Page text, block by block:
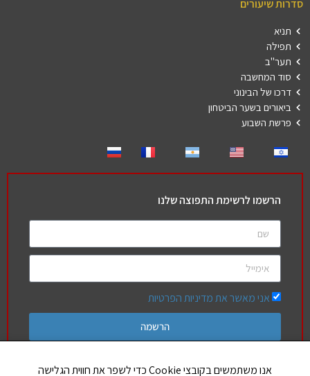
סדרות שיעורים
תניא
תפילה
תער"ב
סוד המחשבה
דרכו של הבינוני
ביאורים בשער הביטחון
פרשת השבוע
הרשמו לרשימת התפוצה שלנו
אני מאשר את מדיניות הפרטיות
הרשמה
אנו משתמשים בקובצי Cookie כדי לשפר את חווית הגלישה